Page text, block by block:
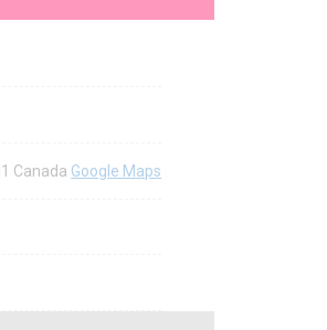
Canada Google Maps